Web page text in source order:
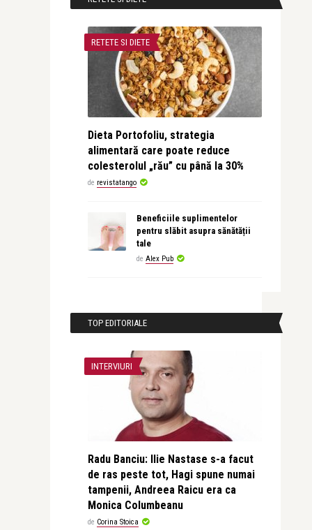
RETETE SI DIETE
Dieta Portofoliu, strategia
alimentară care poate reduce
colesterolul „rău” cu până la 30%
de revistatango
Beneficiile suplimentelor
pentru slăbit asupra sănătății
tale
de Alex Pub
TOP EDITORIALE
INTERVIURI
Radu Banciu: Ilie Nastase s-a facut
de ras peste tot, Hagi spune numai
tampenii, Andreea Raicu era ca
Monica Columbeanu
de Corina Stoica